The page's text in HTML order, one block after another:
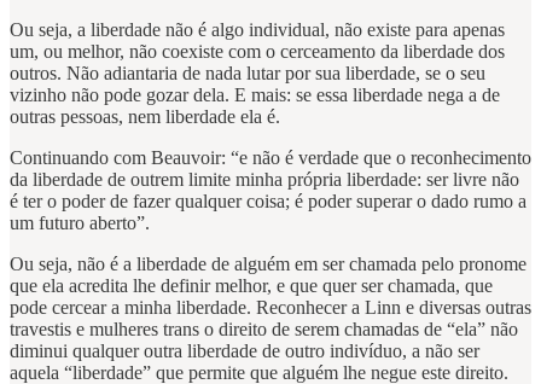
Ou seja, a liberdade não é algo individual, não existe para apenas
um, ou melhor, não coexiste com o cerceamento da liberdade dos
outros. Não adiantaria de nada lutar por sua liberdade, se o seu
vizinho não pode gozar dela. E mais: se essa liberdade nega a de
outras pessoas, nem liberdade ela é.
Continuando com Beauvoir: “e não é verdade que o reconhecimento
da liberdade de outrem limite minha própria liberdade: ser livre não
é ter o poder de fazer qualquer coisa; é poder superar o dado rumo a
um futuro aberto”.
Ou seja, não é a liberdade de alguém em ser chamada pelo pronome
que ela acredita lhe definir melhor, e que quer ser chamada, que
pode cercear a minha liberdade. Reconhecer a Linn e diversas outras
travestis e mulheres trans o direito de serem chamadas de “ela” não
diminui qualquer outra liberdade de outro indivíduo, a não ser
aquela “liberdade” que permite que alguém lhe negue este direito.